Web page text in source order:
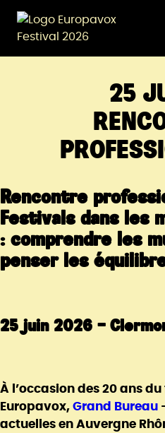
25
Rencontre
Festivals dans les
: comprendre les
penser les
25 juin 2026 –
À l’occasion des 20 ans du
Europavox, Grand Bureau
actuelles en Auvergne